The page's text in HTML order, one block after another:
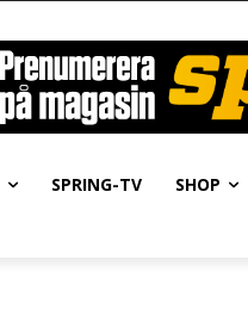
SPRING-TV SHOP